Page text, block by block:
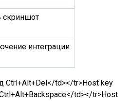
скриншот
интеграции
Ctrl+Alt+Del</td></tr>Host key
td></tr>Host